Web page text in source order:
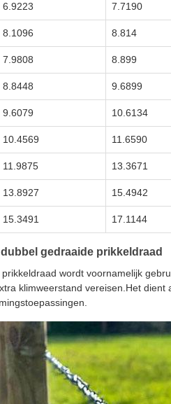
6.9223 7.7190
8.1096 8.814
7.9808 8.899
8.8448 9.6899
9.6079 10.6134
10.4569 11.6590
11.9875 13.3671
13.8927 15.4942
15.3491 17.1144
gedraaide prikkeldraad
wordt voornamelijk
klimweerstand vereisen.Het